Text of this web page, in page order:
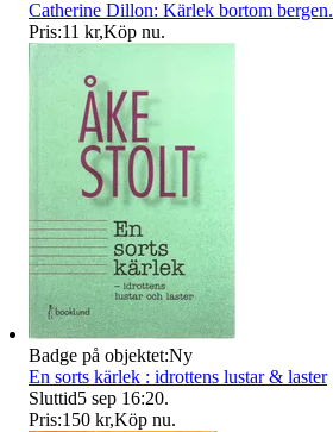
Catherine Dillon: Kärlek bortom bergen.
Pris:11 kr,Köp nu.
Badge på objektet:Ny
En sorts kärlek : idrottens lustar & laster
Sluttid5 sep 16:20.
Pris:150 kr,Köp nu.